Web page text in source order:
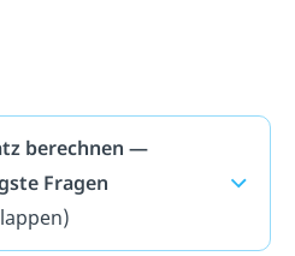
berechnen —
Fragen